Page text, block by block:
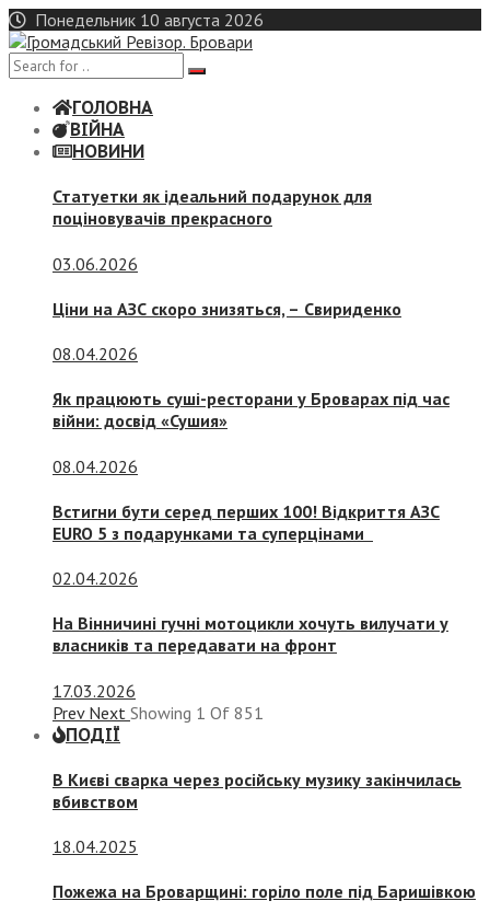
Skip
to
content
Понедельник 10 августа 2026
ГОЛОВНА
ВІЙНА
НОВИНИ
Статуетки як ідеальний подарунок для
поціновувачів прекрасного
03.06.2026
Ціни на АЗС скоро знизяться, – Свириденко
08.04.2026
Як працюють суші-ресторани у Броварах під час
війни: досвід «Сушия»
08.04.2026
Встигни бути серед перших 100! Відкриття АЗС
EURO 5 з подарунками та суперцінами
02.04.2026
На Вінничині гучні мотоцикли хочуть вилучати у
власників та передавати на фронт
17.03.2026
Prev Next Showing 1 Of 851
ПОДІЇ
В Києві сварка через російську музику закінчилась
вбивством
18.04.2025
Пожежа на Броварщині: горіло поле під Баришівкою